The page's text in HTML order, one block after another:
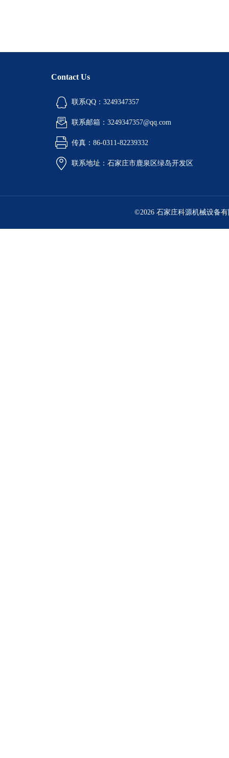
Contact Us
联系QQ：3249347357
联系邮箱：3249347357@qq.com
传真：86-0311-82239332
联系地址：石家庄市鹿泉区绿岛开发区
©2026 石家庄科源机械设备